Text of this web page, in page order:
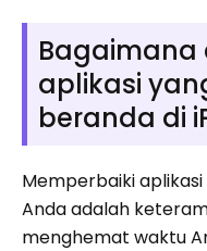
Bagaimana
aplikasi
beranda di
Memperbaiki
Anda adalah
menghemat waktu